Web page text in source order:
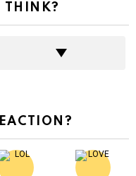
THINK?